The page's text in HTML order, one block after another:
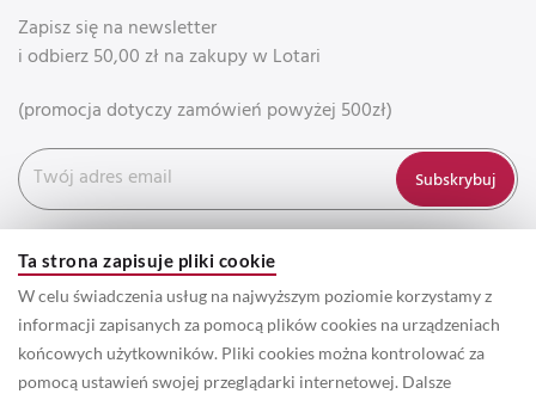
Ta strona zapisuje pliki cookie
W celu świadczenia usług na najwyższym poziomie korzystamy z
informacji zapisanych za pomocą plików cookies na urządzeniach
końcowych użytkowników. Pliki cookies można kontrolować za
pomocą ustawień swojej przeglądarki internetowej. Dalsze
Zapisz się na newsletter
i odbierz 50,00 zł na zakupy w Lotari
(promocja dotyczy zamówień powyżej 500zł)
Subskrybuj